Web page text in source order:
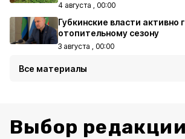
4 августа , 00:00
Губкинские власти активно
отопительному сезону
3 августа , 00:00
Все материалы
Выбор редакции